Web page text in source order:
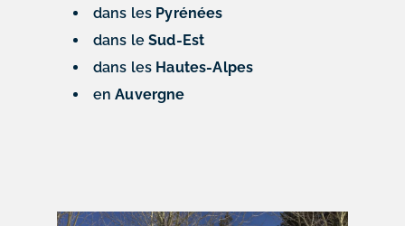
dans les Pyrénées
dans leSud-Est
dans les Hautes-Alpes
enAuvergne